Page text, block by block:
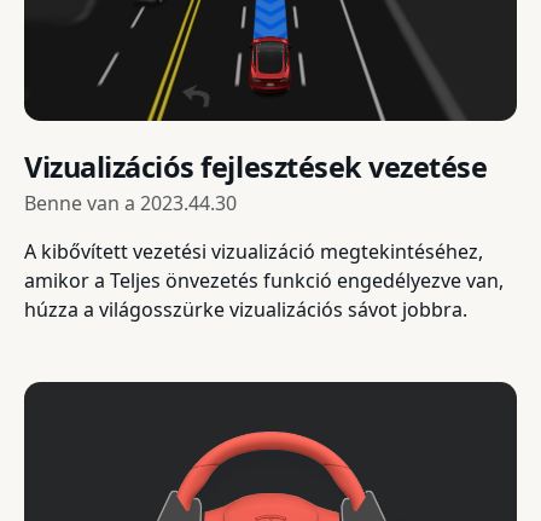
Vizualizációs fejlesztések vezetése
Benne van a 2023.44.30
A kibővített vezetési vizualizáció megtekintéséhez,
amikor a Teljes önvezetés funkció engedélyezve van,
húzza a világosszürke vizualizációs sávot jobbra.